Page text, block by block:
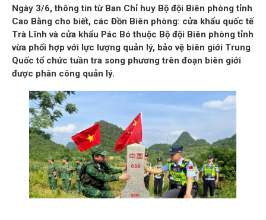
Ngày 3/6, thông tin từ Ban Chỉ huy Bộ đội Biên phòng tỉnh
Cao Bằng cho biết, các Đồn Biên phòng: cửa khẩu quốc tế
Trà Lĩnh và cửa khẩu Pác Bó thuộc Bộ đội Biên phòng tỉnh
vừa phối hợp với lực lượng quản lý, bảo vệ biên giới Trung
Quốc tổ chức tuần tra song phương trên đoạn biên giới
được phân công quản lý.